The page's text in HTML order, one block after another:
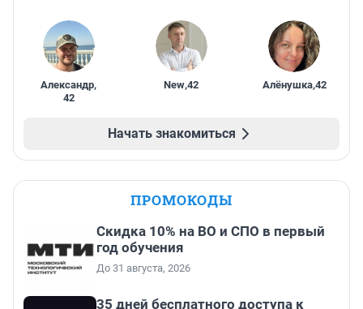
Александр,
42
New,42 Алёнушка,42
Начать знакомиться
ПРОМОКОДЫ
Скидка 10% на ВО и СПО в первый
год обучения
До 31 августа, 2026
35 дней бесплатного доступа к